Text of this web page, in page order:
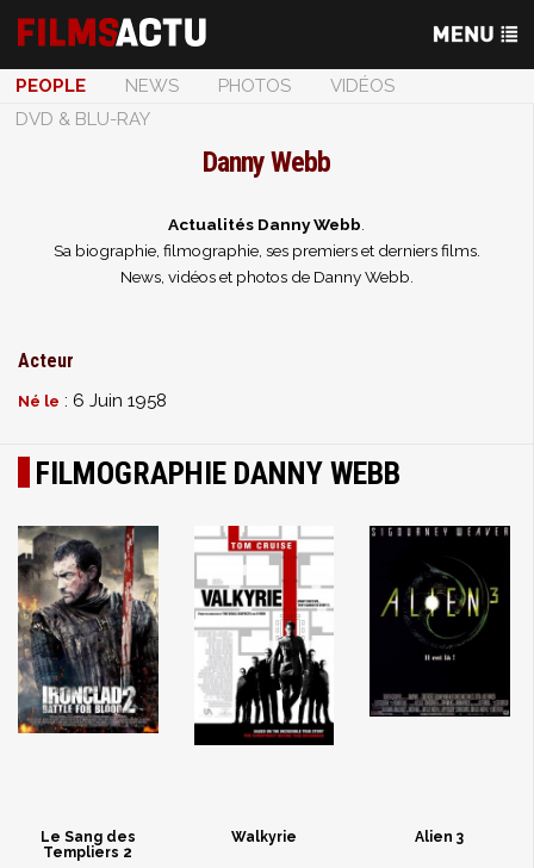
PEOPLE NEWS PHOTOS
VIDÉOS
DVD & BLU-RAY
Danny Webb
Actualités Danny Webb
Sa biographie, filmographie, ses premiers et derniers films.
News, vidéos et photos de Danny Webb.
Acteur
Né le : 6 Juin 1958
FILMOGRAPHIE DANNY WEBB
Le Sang des
Templiers 2
Walkyrie Alien 3